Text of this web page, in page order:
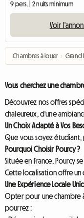
9 pers. | 2 nuits minimum
Voir
Chambres à louer › Grand
Vous cherchez une
Découvrez nos offres
chaleureux, d'une
Un Choix Adapté à Vos
Que vous soyez étudiant,
Pourquoi Choisir Pourcy ?
Située en France, Pourcy
Cette localisation offre
Une Expérience Locale
Opter pour une chambre
pourrez :